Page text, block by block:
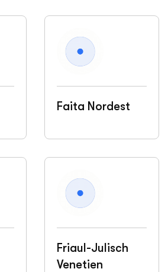
Faita Nordest
Friaul-Julisch
Venetien